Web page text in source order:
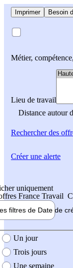
Imprimer Besoin
Métier,
Lieu de travail
Distance autour
Rechercherdes
uniquement
France Travail
filtres de Date de
création de l'offre
Un jour
Trois jours
Une semaine
Créer une alerte